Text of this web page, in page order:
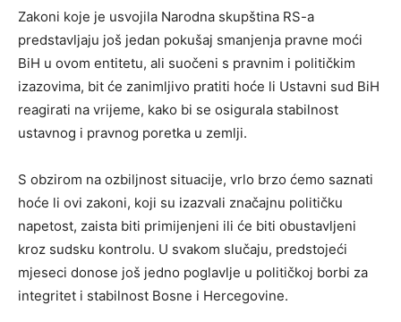
Zakoni koje je usvojila Narodna skupština RS-a
predstavljaju još jedan pokušaj smanjenja pravne moći
BiH u ovom entitetu, ali suočeni s pravnim i političkim
izazovima, bit će zanimljivo pratiti hoće li Ustavni sud BiH
reagirati na vrijeme, kako bi se osigurala stabilnost
ustavnog i pravnog poretka u zemlji.
S obzirom na ozbiljnost situacije, vrlo brzo ćemo saznati
hoće li ovi zakoni, koji su izazvali značajnu političku
napetost, zaista biti primijenjeni ili će biti obustavljeni
kroz sudsku kontrolu. U svakom slučaju, predstojeći
mjeseci donose još jedno poglavlje u političkoj borbi za
integritet i stabilnost Bosne i Hercegovine.